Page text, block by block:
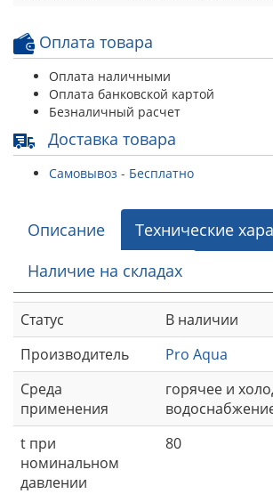
Оплата товара
Оплата наличными
Оплата банковской картой
Безналичный расчет
Доставка товара
Самовывоз - Бесплатно
Описание
Технические
Наличие на складах
Статус
В наличии
Производитель
Pro Aqua
Среда
применения
горячее и
t при
номинальном
давлении
80